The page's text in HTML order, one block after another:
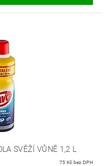
SVĚŽÍ VŮNĚ 1,2 L
75 Kč bez DPH